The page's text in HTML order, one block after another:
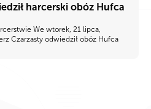
harcerski obóz Hufca
We wtorek, 21 lipca,
Czarzasty odwiedził obóz Hufca